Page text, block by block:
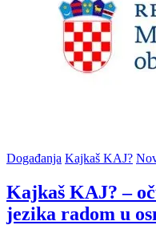
Posted
Događanja Kajkaš KAJ?
Kajkaš KAJ? –
jezika radom u